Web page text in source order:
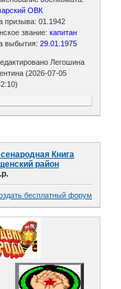
ОВК
призыва: 01.1942
звание:капитан
выбытия: 29.01.1975
Легошина
(2026-07-05
Книга
район
бесплатный форум